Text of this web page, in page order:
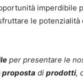
imperdibile
le
per presentare le
proposta di prodotti,